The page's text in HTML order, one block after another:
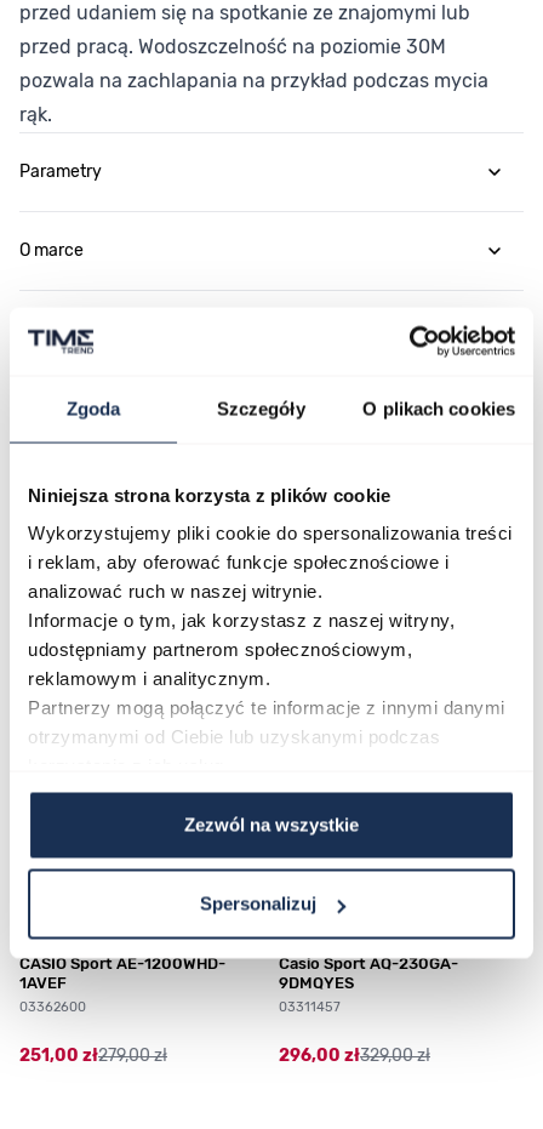
Zgoda Szczegóły O plikach cookies
Niniejsza strona korzysta z plików cookie
Wykorzystujemy pliki cookie do spersonalizowania treści
i reklam, aby oferować funkcje społecznościowe i
analizować ruch w naszej witrynie.
Informacje o tym, jak korzystasz z naszej witryny,
udostępniamy partnerom społecznościowym,
reklamowym i analitycznym.
Partnerzy mogą połączyć te informacje z innymi danymi
otrzymanymi od Ciebie lub uzyskanymi podczas
Zezwól na wszystkie
Spersonalizuj
przed udaniem się na spotkanie ze znajomymi lub
przed pracą. Wodoszczelność na poziomie 30M
pozwala na zachlapania na przykład podczas mycia
rąk.
Parametry
O marce
Opinie
Zapytaj o produkt
Płatność i dostawa
Najczęściej kupowane
Poruszanie się po elementach karuzeli jest możliwe za pomocą
Naciśnij, aby pominąć karuzelę
Naciśnij, aby przejść do nawigacji karuzeli
CASIO Sport AE-1200WHD-
1AVEF
03362600
251,00 zł279,00 zł
Casio Sport AQ-230GA-
9DMQYES
03311457
296,00 zł329,00 zł